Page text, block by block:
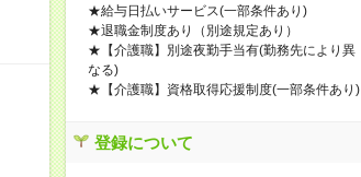
★給与日払いサービス(一部条件あり)
★退職金制度あり（別途規定あり）
★【介護職】別途夜勤手当有(勤務先により異
なる)
★【介護職】資格取得応援制度(一部条件あり)
登録について